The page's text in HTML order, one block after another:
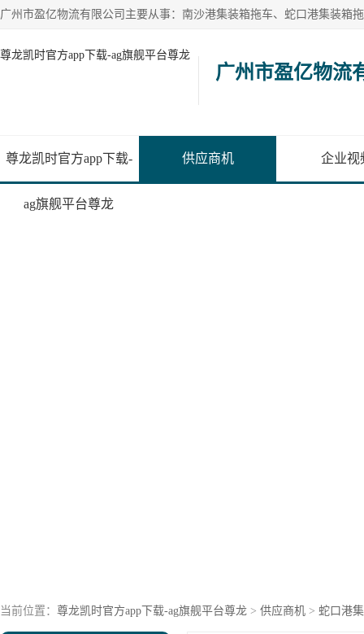
尊龙凯时官方app下载-ag旗舰平台尊龙
广州市盈亿物流
尊龙凯时官方app下载-
ag旗舰平台尊龙
供应商机 企业视
当前位置： 尊龙凯时官方app下载-ag旗舰平台尊龙 > 供应商机 > 蛇口港